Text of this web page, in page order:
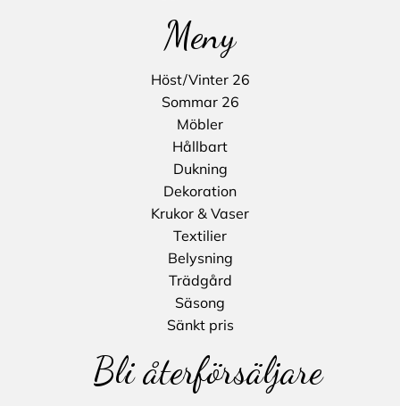
Meny
Höst/Vinter 26
Sommar 26
Möbler
Hållbart
Dukning
Dekoration
Krukor & Vaser
Textilier
Belysning
Trädgård
Säsong
Sänkt pris
Bli återförsäljare